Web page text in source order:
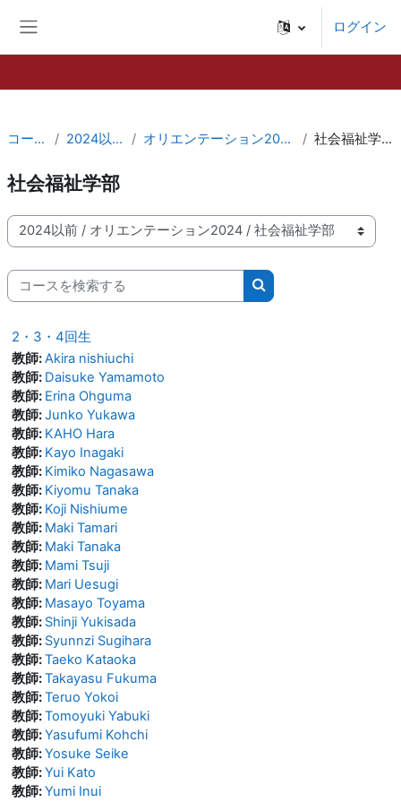
ログイン
コース 2024以前 オリエンテーション2024 社会福祉学部
社会福祉学部
コースカテゴリ
コースを検索する
コースを検索する
2・3・4回生
教師:Akira nishiuchi
教師: Daisuke Yamamoto
教師: Erina Ohguma
教師:Junko Yukawa
教師: KAHO Hara
教師: Kayo Inagaki
教師: Kimiko Nagasawa
教師: Kiyomu Tanaka
教師: Koji Nishiume
教師: Maki Tamari
教師: Maki Tanaka
教師: Mami Tsuji
教師: Mari Uesugi
教師: Masayo Toyama
教師: Shinji Yukisada
教師: Syunnzi Sugihara
教師:Taeko Kataoka
教師:Takayasu Fukuma
教師:Teruo Yokoi
教師:Tomoyuki Yabuki
教師:Yasufumi Kohchi
教師:Yosuke Seike
教師:Yui Kato
教師:Yumi Inui